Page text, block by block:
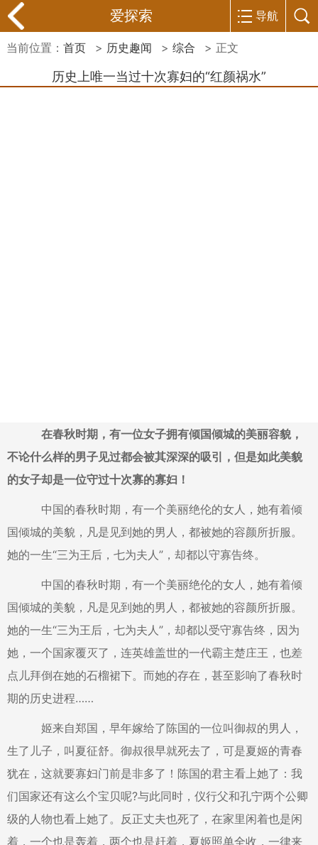
爱探索 导航
当前位置： 首页 > 历史趣闻 > 综合 > 正文
历史上唯一当过十次寡妇的“红颜祸水”
在春秋时期，有一位女子拥有倾国倾城的美丽容貌，
不论什么样的男子见过都会被其深深的吸引，但是如此美貌
的女子却是一位守过十次寡的寡妇！
中国的春秋时期，有一个美丽绝伦的女人，她有着倾
国倾城的美貌，凡是见到她的男人，都被她的容颜所折服。
她的一生“三为王后，七为夫人”，却都以守寡告终。
中国的春秋时期，有一个美丽绝伦的女人，她有着倾
国倾城的美貌，凡是见到她的男人，都被她的容颜所折服。
她的一生“三为王后，七为夫人”，却都以受守寡告终，因为
她，一个国家覆灭了，连英雄盖世的一代霸主楚庄王，也差
点儿拜倒在她的石榴裙下。而她的存在，甚至影响了春秋时
期的历史进程……
姬来自郑国，早年嫁给了陈国的一位叫御叔的男人，
生了儿子，叫夏征舒。御叔很早就死去了，可是夏姬的青春
犹在，这就要寡妇门前是非多了！陈国的君主看上她了：我
们国家还有这么个宝贝呢?与此同时，仪行父和孔宁两个公卿
级的人物也看上她了。反正丈夫也死了，在家里闲着也是闲
着，一个也是轰着，两个也是赶着，夏姬照单全收，一律来